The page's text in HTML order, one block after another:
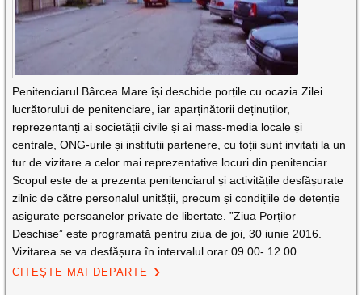
Penitenciarul Bârcea Mare își deschide porțile cu ocazia Zilei
lucrătorului de penitenciare, iar aparținătorii deținuților,
reprezentanți ai societății civile și ai mass-media locale și
centrale, ONG-urile și instituții partenere, cu toții sunt invitați la un
tur de vizitare a celor mai reprezentative locuri din penitenciar.
Scopul este de a prezenta penitenciarul și activitățile desfășurate
zilnic de către personalul unității, precum și condițiile de detenție
asigurate persoanelor private de libertate. ”Ziua Porților
Deschise” este programată pentru ziua de joi, 30 iunie 2016.
Vizitarea se va desfășura în intervalul orar 09.00- 12.00
CITEȘTE MAI DEPARTE